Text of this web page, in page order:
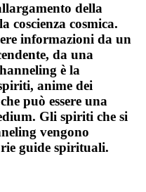
della
coscienza cosmica.
informazioni da un
da una
è la
anime dei
può essere una
Gli spiriti che si
vengono
guide spirituali.